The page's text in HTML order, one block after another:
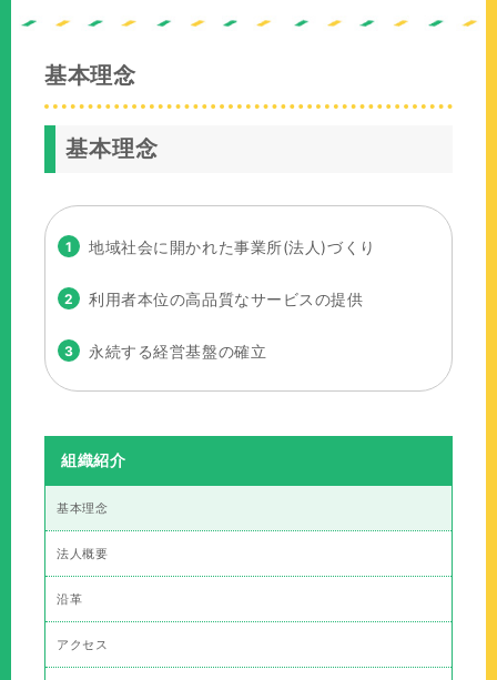
置：
基本理念
基本理念
地域社会に開かれた事業所(法人)づくり
利用者本位の高品質なサービスの提供
永続する経営基盤の確立
組織紹介
基本理念
法人概要
沿革
アクセス